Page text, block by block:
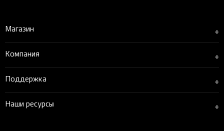
Магазин +
Компания +
Поддержка +
Наши ресурсы +